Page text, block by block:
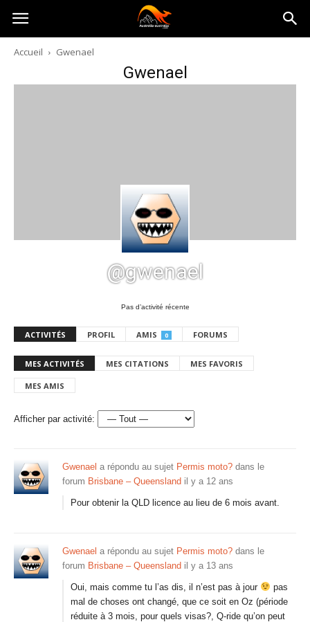
Australia-
australie.com
Accueil Gwenael
Gwenael
@gwenael
Pas d’activité récente
ACTIVITÉS PROFIL AMIS 0 FORUMS
MES ACTIVITÉS MES CITATIONS MES FAVORIS
MES AMIS
Afficher par activité:
Gwenael a répondu au sujet Permis moto? dans le
forum Brisbane – Queensland il y a 12 ans
Pour obtenir la QLD licence au lieu de 6 mois avant.
Gwenael a répondu au sujet Permis moto? dans le
forum Brisbane – Queensland il y a 13 ans
Oui, mais comme tu l’as dis, il n’est pas à jour
pas
mal de choses ont changé, que ce soit en Oz (période
réduite à 3 mois, pour quels visas?, Q-ride qu’on peut